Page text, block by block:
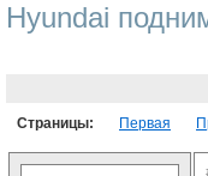
Hyundai
Страницы: Первая